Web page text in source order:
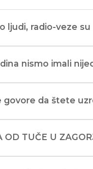
ljudi, radio-veze
nismo imali
govore da štete
OD TUČE U